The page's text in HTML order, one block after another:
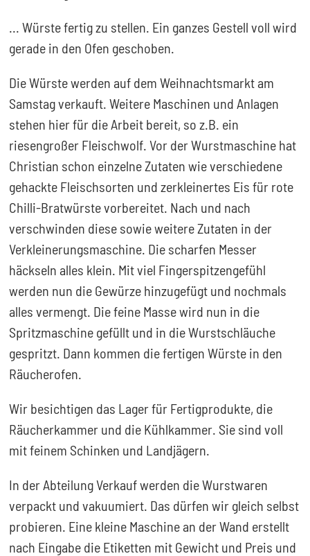
... Würste fertig zu stellen. Ein ganzes Gestell voll wird
gerade in den Ofen geschoben.
Die Würste werden auf dem Weihnachtsmarkt am
Samstag verkauft. Weitere Maschinen und Anlagen
stehen hier für die Arbeit bereit, so z.B. ein
riesengroßer Fleischwolf. Vor der Wurstmaschine hat
Christian schon einzelne Zutaten wie verschiedene
gehackte Fleischsorten und zerkleinertes Eis für rote
Chilli-Bratwürste vorbereitet. Nach und nach
verschwinden diese sowie weitere Zutaten in der
Verkleinerungsmaschine. Die scharfen Messer
häckseln alles klein. Mit viel Fingerspitzengefühl
werden nun die Gewürze hinzugefügt und nochmals
alles vermengt. Die feine Masse wird nun in die
Spritzmaschine gefüllt und in die Wurstschläuche
gespritzt. Dann kommen die fertigen Würste in den
Räucherofen.
Wir besichtigen das Lager für Fertigprodukte, die
Räucherkammer und die Kühlkammer. Sie sind voll
mit feinem Schinken und Landjägern.
In der Abteilung Verkauf werden die Wurstwaren
verpackt und vakuumiert. Das dürfen wir gleich selbst
probieren. Eine kleine Maschine an der Wand erstellt
nach Eingabe die Etiketten mit Gewicht und Preis und